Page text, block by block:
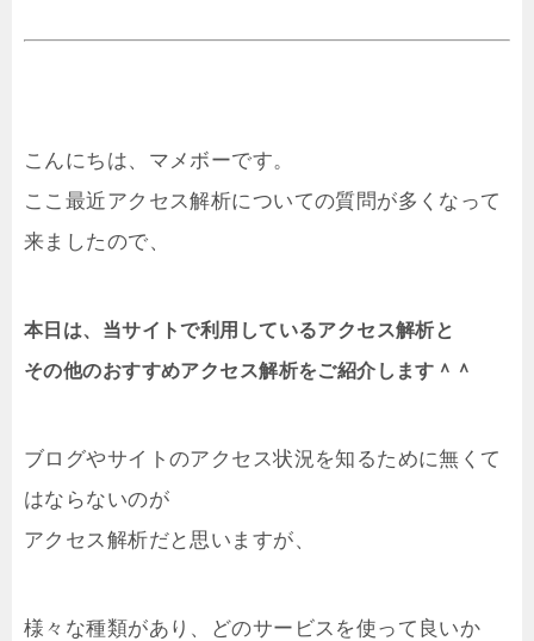
こんにちは、マメボーです。
ここ最近アクセス解析についての質問が多くなって
来ましたので、
本日は、当サイトで利用しているアクセス解析と
その他のおすすめアクセス解析をご紹介します＾＾
ブログやサイトのアクセス状況を知るために無くて
はならないのが
アクセス解析だと思いますが、
様々な種類があり、どのサービスを使って良いか